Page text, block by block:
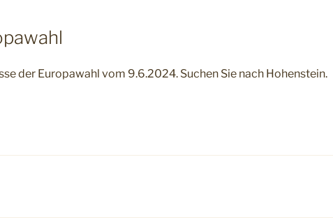
der Europawahl vom 9.6.2024. Suchen Sie nach Hohenstein.